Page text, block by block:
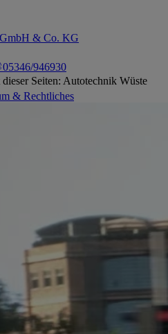
& Co. KG
05346/946930
Seiten: Autotechnik Wüste
& Rechtliches